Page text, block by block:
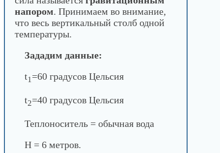
напором. Принимаем во внимание,
что весь вертикальный столб одной
температуры.
Зададим данные:
t1=60 градусов Цельсия
t2=40 градусов Цельсия
Теплоноситель = обычная вода
H = 6 метров.